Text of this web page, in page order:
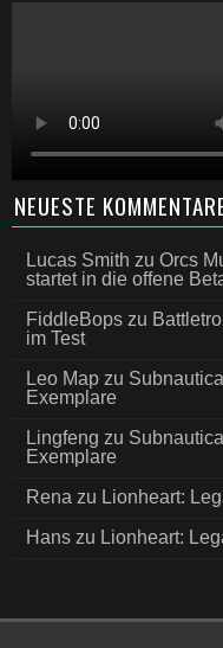
NEUESTE
Lucas Smith zu Orcs
startet in die offene
FiddleBops zu
im Test
Leo Map zu
Exemplare
Lingfeng zu
Exemplare
Rena zu Lionheart:
Hans zu Lionheart: